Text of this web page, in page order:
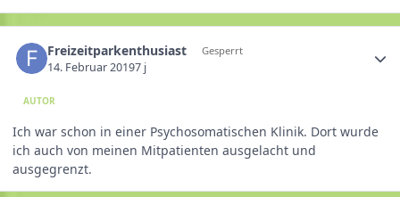
Freizeitparkenthusiast Gesperrt
14. Februar 20197 j
AUTOR
Ich war schon in einer Psychosomatischen Klinik. Dort wurde
ich auch von meinen Mitpatienten ausgelacht und
ausgegrenzt.